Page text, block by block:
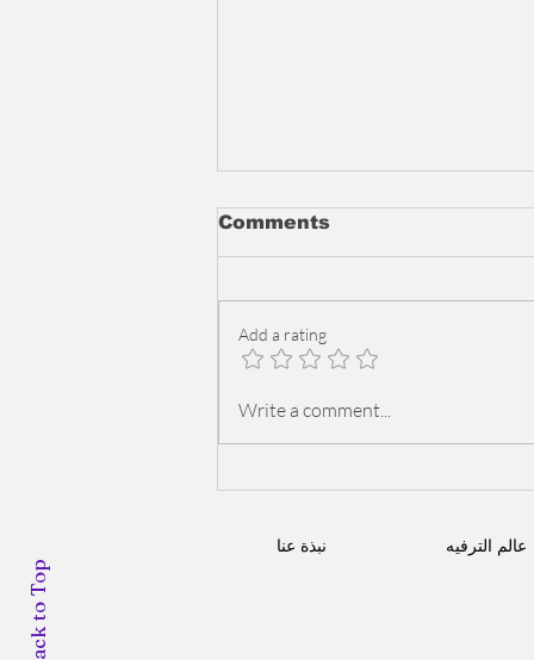
هيفاء وهبي والشامي معاً في
Comments
Add a rating
Write a comment...
Back to Top
عالم الترفيه نبذة عنا